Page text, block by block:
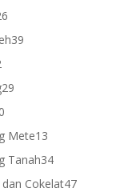
26
products
3939
62
products
2929
40
products
Mete1313
products
Tanah3434
products
Cokelat4747